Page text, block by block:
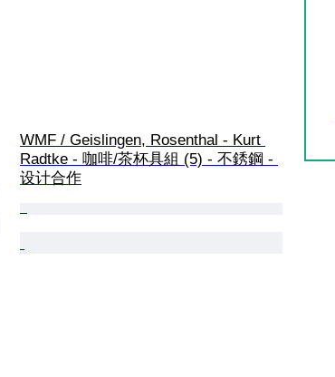
WMF / Geislingen, Rosenthal - Kurt
Radtke - 咖啡/茶杯具組 (5) - 不銹鋼 -
设计合作